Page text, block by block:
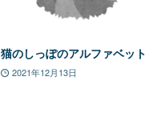
猫のしっぽのアルファベット
2021年12月13日